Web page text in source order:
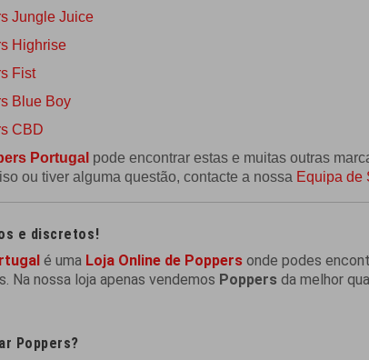
Jungle Juice
Highrise
Fist
Blue Boy
CBD
Portugal pode encontrar estas e muitas outras
ou tiver alguma questão, contacte a nossa Equipa de
e discretos!
é uma Loja Online de Poppers onde podes
Na nossa loja apenas vendemos Poppers da melhor
Poppers?